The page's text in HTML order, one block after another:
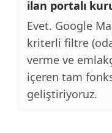
ilan portalı
Evet. Google
kriterli filtre
verme ve
içeren tam
geliştiriyoruz.